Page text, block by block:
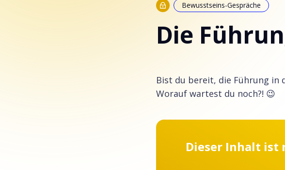
Bewusstseins-Gespräche
Die
Bist du bereit, die Führung in
Worauf wartest du noch?! 😉
Dieser Inhalt ist